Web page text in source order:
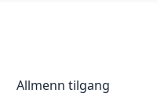
Allmenn tilgang